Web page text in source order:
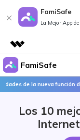
FamiSafe
La Mejor App
Productos destacados
Creatividad digital con
Resumen
Soluciones
Quiénes somos
FamiSafe
Por Qué FamiSafe
FamiSafe - Tu
Acciones
Productos
la nueva función de
Los 10